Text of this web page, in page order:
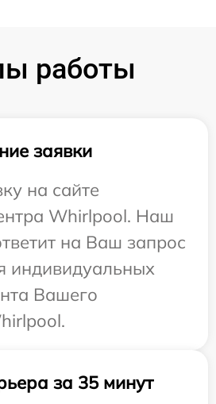
работы
заявки
на сайте
Whirlpool. Наш
на Ваш запрос
индивидуальных
Вашего
за 35 минут